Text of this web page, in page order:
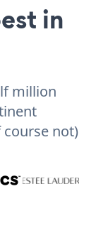
in
million
course not)